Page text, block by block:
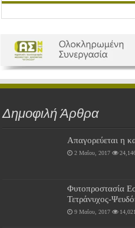
Δημοφιλή Άρθρα
Απαγορεύεται η
2 Μαΐου, 2017
Φυτοπροστασία
Τετράνυχος-
9 Μαΐου, 2017 14,021